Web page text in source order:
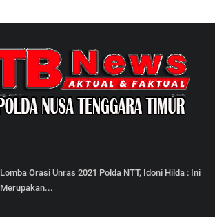
Lomba Orasi Unras 2021 Polda NTT, Idoni Hilda : Ini
Merupakan...